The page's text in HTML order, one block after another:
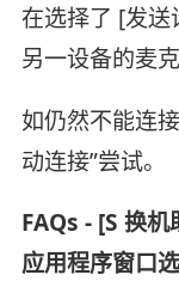
在选择了 [发
另一设备的麦克
如仍然不能连
动连接”尝试。
FAQs - [S 换
应用程序窗口